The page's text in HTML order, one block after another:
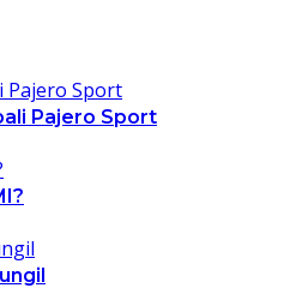
Pajero Sport